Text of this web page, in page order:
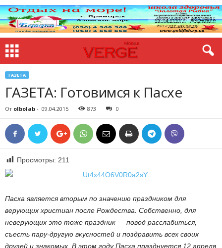
ГАЗЕТА
ГАЗЕТА: Готовимся к Пасхе
От olbolab - 09.04.2015 873 0
Просмотры: 211
Пaсха является вторым по значению праздником для
верующих христиан после Рождества. Собственно, для
неверующих это тоже праздник — повод расслaбиться,
съесть пару-другую вкусностей и поздравить всех своих
друзей и знакомых. В этом году Пaсха празднуется 12 апреля